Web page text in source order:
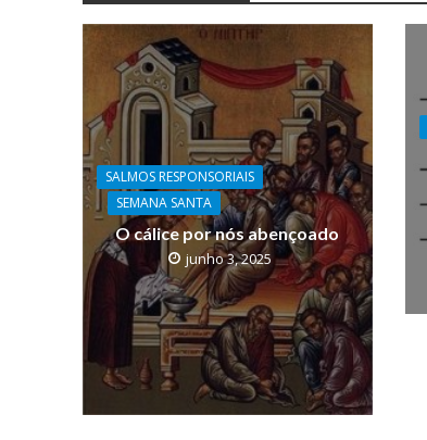
SALMOS RESPONSORIAIS
SEMANA SANTA
O cálice por nós abençoado
junho 3, 2025